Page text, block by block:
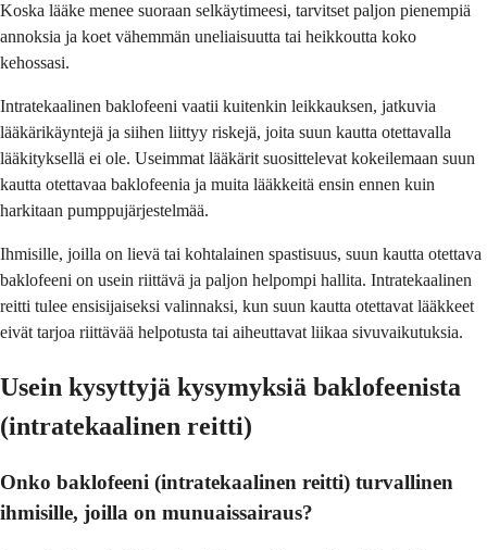
Koska lääke menee suoraan selkäytimeesi, tarvitset paljon pienempiä
annoksia ja koet vähemmän uneliaisuutta tai heikkoutta koko
kehossasi.
Intratekaalinen baklofeeni vaatii kuitenkin leikkauksen, jatkuvia
lääkärikäyntejä ja siihen liittyy riskejä, joita suun kautta otettavalla
lääkityksellä ei ole. Useimmat lääkärit suosittelevat kokeilemaan suun
kautta otettavaa baklofeenia ja muita lääkkeitä ensin ennen kuin
harkitaan pumppujärjestelmää.
Ihmisille, joilla on lievä tai kohtalainen spastisuus, suun kautta otettava
baklofeeni on usein riittävä ja paljon helpompi hallita. Intratekaalinen
reitti tulee ensisijaiseksi valinnaksi, kun suun kautta otettavat lääkkeet
eivät tarjoa riittävää helpotusta tai aiheuttavat liikaa sivuvaikutuksia.
Usein kysyttyjä kysymyksiä baklofeenista
(intratekaalinen reitti)
Onko baklofeeni (intratekaalinen reitti) turvallinen
ihmisille, joilla on munuaissairaus?